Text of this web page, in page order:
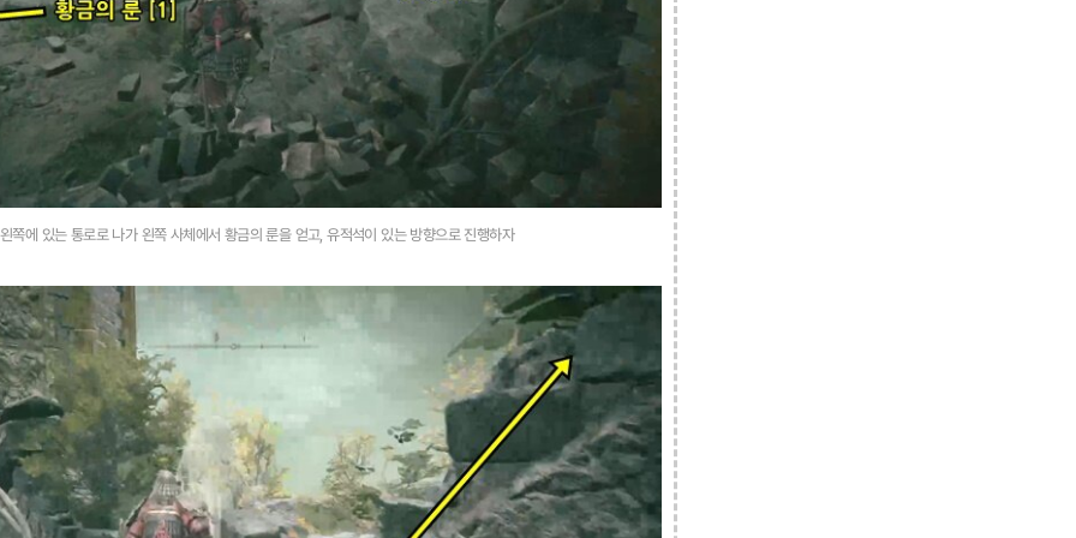
쪽에 있는 통로로 나가 왼쪽 사체에서 황금의 룬을 얻고, 유적석이 있는 방향으로 진행하자